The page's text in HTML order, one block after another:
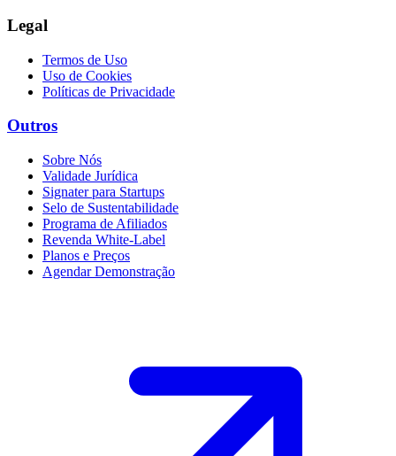
Legal
Termos de Uso
Uso de Cookies
Políticas de Privacidade
Outros
Sobre Nós
Validade Jurídica
Signater para Startups
Selo de Sustentabilidade
Programa de Afiliados
Revenda White-Label
Planos e Preços
Agendar Demonstração